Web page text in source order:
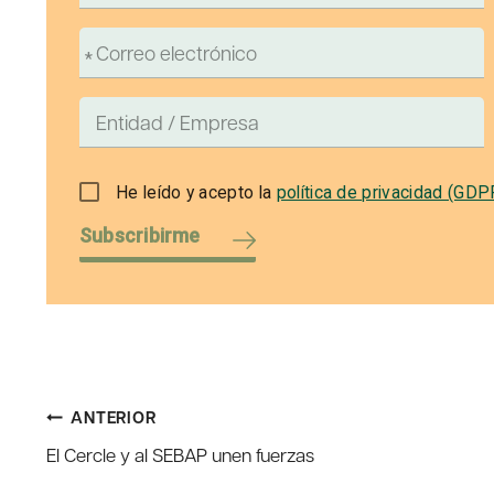
He leído y acepto la política de privacidad
Subscribirme
Navegación
ANTERIOR
El Cercle y al SEBAP unen fuerzas